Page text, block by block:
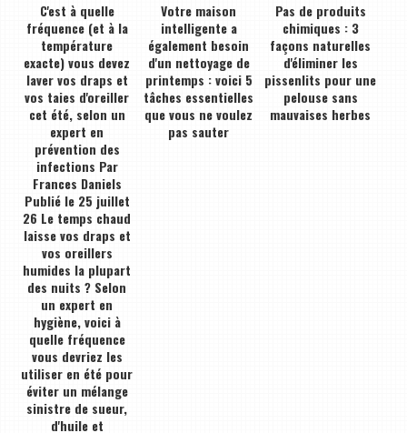
C'est à quelle
fréquence (et à la
température
exacte) vous devez
laver vos draps et
vos taies d'oreiller
cet été, selon un
expert en
prévention des
infections Par
Frances Daniels
Publié le 25 juillet
26 Le temps chaud
laisse vos draps et
vos oreillers
humides la plupart
des nuits ? Selon
un expert en
hygiène, voici à
quelle fréquence
vous devriez les
utiliser en été pour
éviter un mélange
sinistre de sueur,
d'huile et
Votre maison
intelligente a
également besoin
d'un nettoyage de
printemps : voici 5
tâches essentielles
que vous ne voulez
pas sauter
Pas de produits
chimiques : 3
façons naturelles
d'éliminer les
pissenlits pour une
pelouse sans
mauvaises herbes